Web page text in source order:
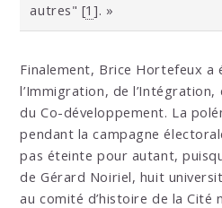
autres" [1 ]. »
Finalement, Brice Hortefeux a
l’Immigration, de
du Co-développement. La
pendant la campagne
pas éteinte pour autant,
de Gérard Noiriel, huit
au comité d’histoire de la Cité